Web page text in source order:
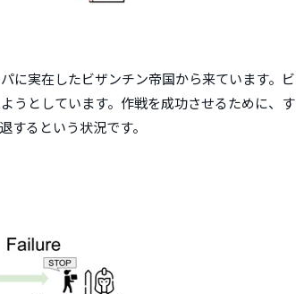
に実在したビザンチン帝国から来ています。ビ
うとしています。作戦を成功させるために、す
するという状況です。